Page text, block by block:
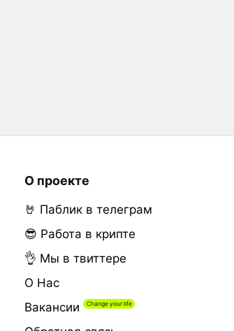
О проекте
🤘 Паблик в телеграм
😎 Работа в крипте
👌 Мы в твиттере
О Нас
Вакансии